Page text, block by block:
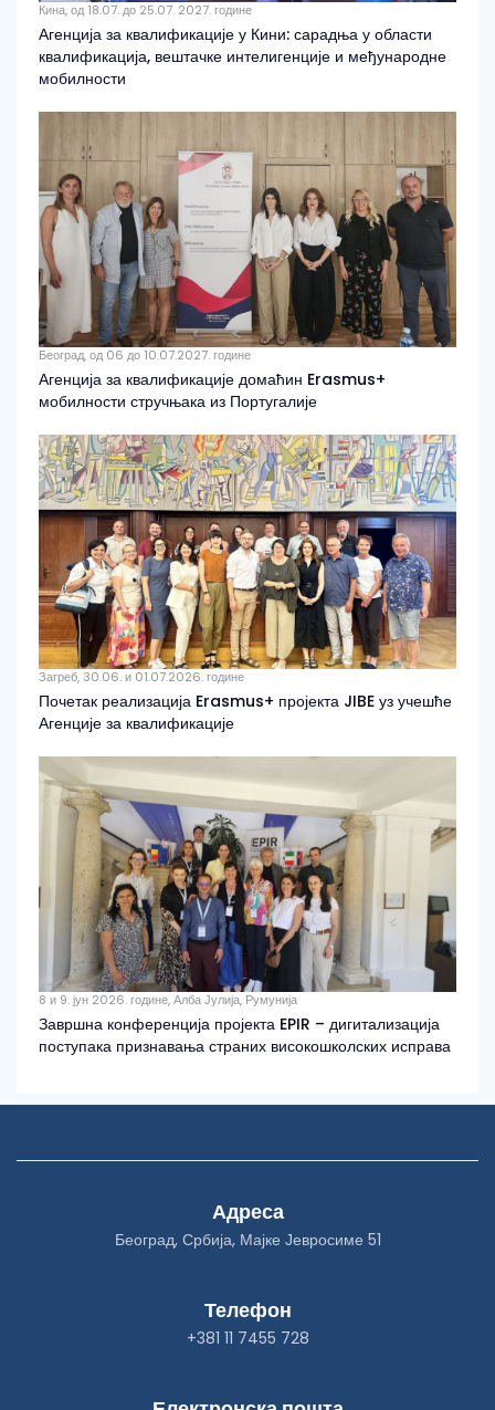
Кина, од 18.07. до 25.07. 2027. године
Агенција за квалификације у Кини: сарадња у области
квалификација, вештачке интелигенције и међународне
мобилности
Београд, од 06 до 10.07.2027. године
Агенција за квалификације домаћин Erasmus+
мобилности стручњака из Португалије
Загреб, 30.06. и 01.07.2026. године
Почетак реализација Erasmus+ пројекта JIBE уз учешће
Агенције за квалификације
8 и 9. јун 2026. године, Алба Јулија, Румунија
Завршна конференција пројекта EPIR – дигитализација
поступака признавања страних високошколских исправа
Адреса
Београд, Србија, Мајке Јевросиме 51
Телефон
+381 11 7455 728